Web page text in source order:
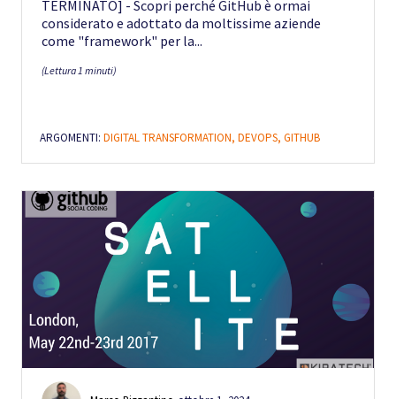
TERMINATO] - Scopri perché GitHub è ormai
considerato e adottato da moltissime aziende
come "framework" per la...
(Lettura 1 minuti)
ARGOMENTI: DIGITAL TRANSFORMATION, DEVOPS, GITHUB